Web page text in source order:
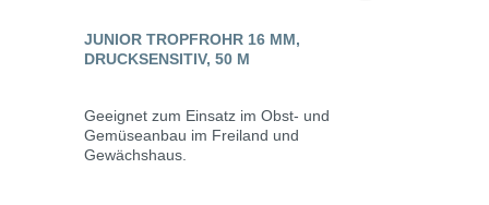
JUNIOR TROPFROHR 16 MM,
DRUCKSENSITIV, 50 M
Geeignet zum Einsatz im Obst- und
Gemüseanbau im Freiland und
Gewächshaus.